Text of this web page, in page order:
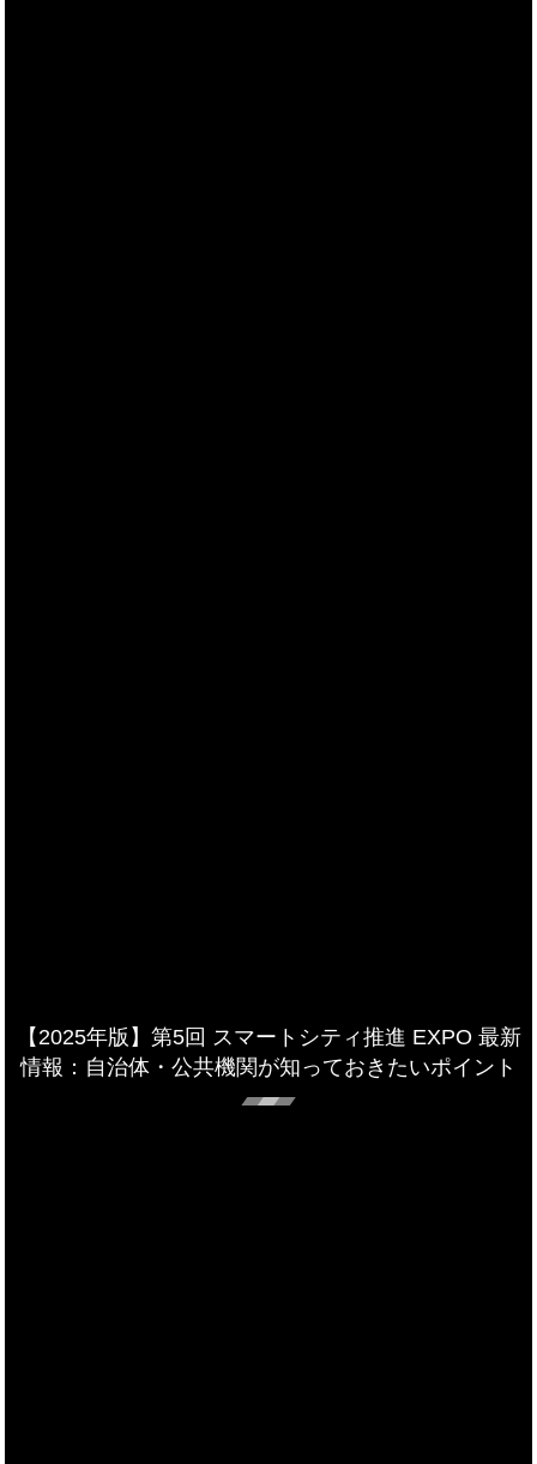
【2025年版】第5回 スマートシティ推進 EXPO 最新
情報：自治体・公共機関が知っておきたいポイント